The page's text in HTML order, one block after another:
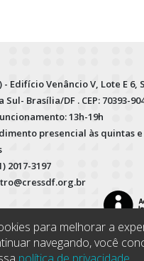
- Edifício Venâncio V, Lote E 6,
Sul- Brasília/DF . CEP: 70393-
13h-19h
presencial às quintas e
2017-3197
para melhorar a
navegando, você